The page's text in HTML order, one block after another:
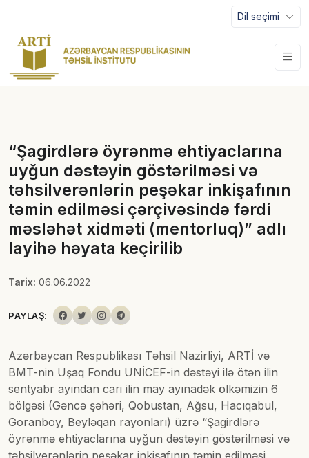
Dil seçimi
“Şagirdlərə öyrənmə ehtiyaclarına
uyğun dəstəyin göstərilməsi və
təhsilverənlərin peşəkar inkişafının
təmin edilməsi çərçivəsində fərdi
məsləhət xidməti (mentorluq)” adlı
layihə həyata keçirilib
Tarix: 06.06.2022
PAYLAŞ:
Azərbaycan Respublikası Təhsil Nazirliyi, ARTİ və
BMT-nin Uşaq Fondu UNİCEF-in dəstəyi ilə ötən ilin
sentyabr ayından cari ilin may ayınadək ölkəmizin 6
bölgəsi (Gəncə şəhəri, Qobustan, Ağsu, Hacıqabul,
Goranboy, Beyləqan rayonları) üzrə “Şagirdlərə
öyrənmə ehtiyaclarına uyğun dəstəyin göstərilməsi və